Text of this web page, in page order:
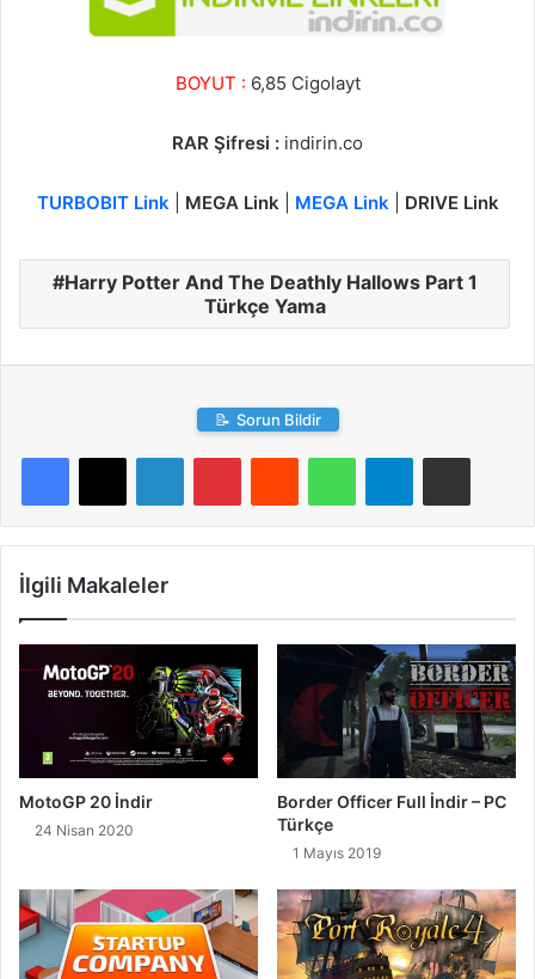
BOYUT : 6,85 Cigolayt
RAR Şifresi : indirin.co
TURBOBIT Link MEGA Link MEGA Link DRIVE Link
Harry Potter And The Deathly Hallows Part 1
Türkçe Yama
📝 Sorun Bildir
Telegram
İlgili Makaleler
MotoGP 20 İndir
24 Nisan 2020
Border Officer Full İndir – PC
Türkçe
1 Mayıs 2019